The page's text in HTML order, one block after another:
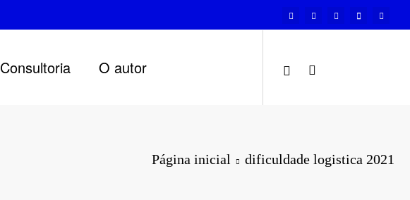
Consultoria O autor
Página inicial dificuldade logistica 2021